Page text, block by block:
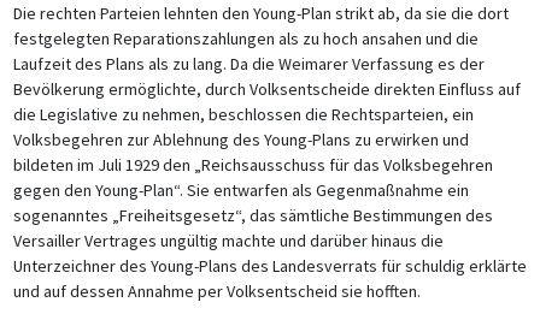
Die rechten Parteien lehnten den Young-Plan strikt ab, da sie die dort
festgelegten Reparationszahlungen als zu hoch ansahen und die
Laufzeit des Plans als zu lang. Da die Weimarer Verfassung es der
Bevölkerung ermöglichte, durch Volksentscheide direkten Einfluss auf
die Legislative zu nehmen, beschlossen die Rechtsparteien, ein
Volksbegehren zur Ablehnung des Young-Plans zu erwirken und
bildeten im Juli 1929 den „Reichsausschuss für das Volksbegehren
gegen den Young-Plan“. Sie entwarfen als Gegenmaßnahme ein
sogenanntes „Freiheitsgesetz“, das sämtliche Bestimmungen des
Versailler Vertrages ungültig machte und darüber hinaus die
Unterzeichner des Young-Plans des Landesverrats für schuldig erklärte
und auf dessen Annahme per Volksentscheid sie hofften.